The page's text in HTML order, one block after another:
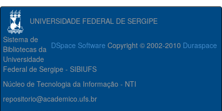
UNIVERSIDADE FEDERAL DE SERGIPE
DSpace Software Copyright © 2002-2010 Duraspace
Sistema de
Bibliotecas da
Universidade
Federal de Sergipe - SIBIUFS
Núcleo de Tecnologia da Informação - NTI
repositorio@academico.ufs.br